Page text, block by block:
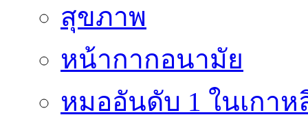
สุขภาพ
หน้ากากอนามัย
หมออันดับ 1 ในเกาห